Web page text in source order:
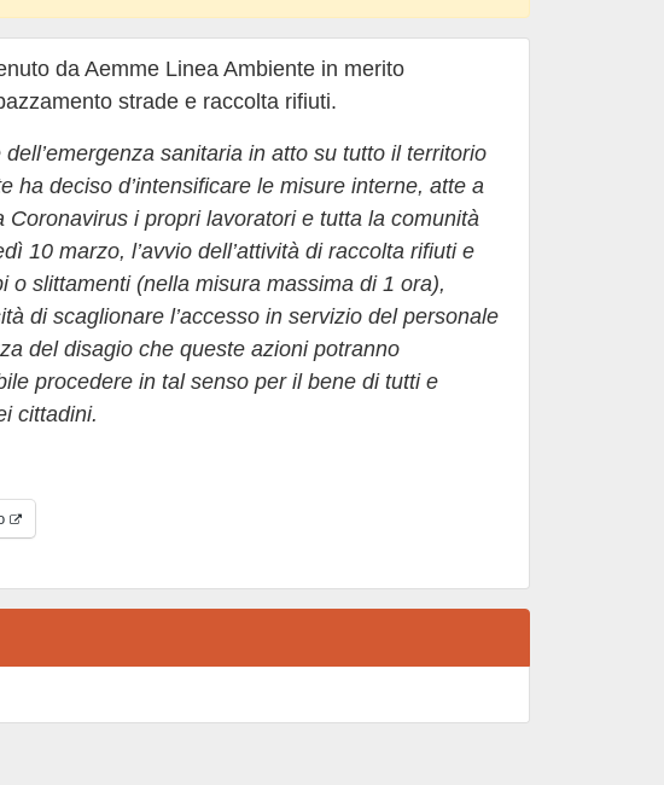
da Aemme Linea Ambiente in merito
strade e raccolta rifiuti.
sanitaria in atto su tutto il territorio
ha deciso d’intensificare le misure interne, atte a
i propri lavoratori e tutta la comunità
10 marzo, l’avvio dell’attività di raccolta rifiuti e
o slittamenti (nella misura massima di 1 ora),
di scaglionare l’accesso in servizio del personale
del disagio che queste azioni potranno
procedere in tal senso per il bene di tutti e
cittadini.